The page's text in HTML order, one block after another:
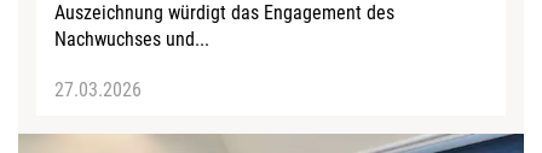
Auszeichnung würdigt das Engagement des
Nachwuchses und...
27.03.2026